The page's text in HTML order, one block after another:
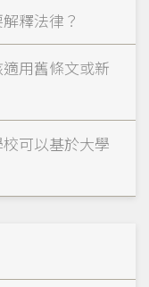
釋法律？
用舊條文或新
可以基於大學